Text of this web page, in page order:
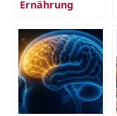
Ernährung